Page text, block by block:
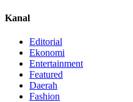
Kanal
Editorial
Ekonomi
Entertainment
Featured
Daerah
Fashion